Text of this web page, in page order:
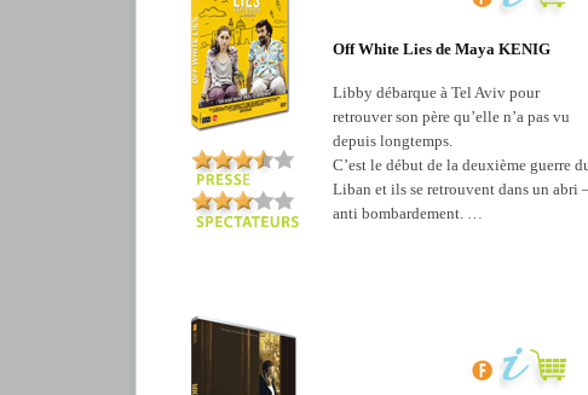
Off White Lies de Maya KENIG
Libby débarque à Tel Aviv pour
retrouver son père qu’elle n’a pas vu
depuis longtemps.
C’est le début de la deuxième guerre
Liban et ils se retrouvent dans un abri
anti bombardement. …